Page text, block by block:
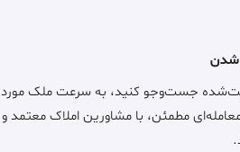
شدن
ثبت‌شده جست‌وجو کنید، به سرعت ملک مورد
مطمئن، با مشاورین املاک معتمد و